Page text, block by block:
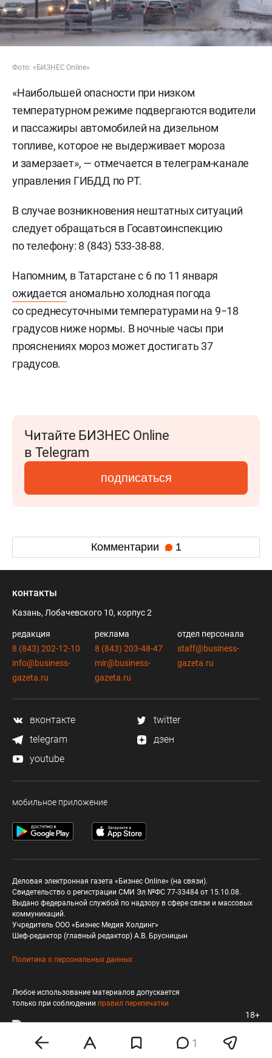
Фото: «БИЗНЕС Online»
«Наибольшей опасности при низком
температурном режиме подвергаются водители
и пассажиры автомобилей на дизельном
топливе, которое не выдерживает мороза
и замерзает», — отмечается в телеграм-канале
управления ГИБДД по РТ.
В случае возникновения нештатных ситуаций
следует обращаться в Госавтоинспекцию
по телефону: 8 (843) 533-38-88.
Напомним, в Татарстане с 6 по 11 января
ожидается аномально холодная погода
со среднесуточными температурами на 9−18
градусов ниже нормы. В ночные часы при
прояснениях мороз может достигать 37
градусов.
Читайте БИЗНЕС Online
в Telegram
подписаться
Комментарии 1
1
контакты
Казань, Лобачевского 10, корпус 2
редакция
8 (843) 202-12-10
info@business-
gazeta.ru
реклама
8 (843) 203-48-47
mir@business-
gazeta.ru
отдел персонала
staff@business-
gazeta.ru
вконтакте
twitter
telegram
дзен
youtube
мобильное приложение
Деловая электронная газета «Бизнес Online» (на связи).
Свидетельство о регистрации СМИ Эл №ФС 77-33484 от 15.10.08.
Выдано федеральной службой по надзору в сфере связи и массовых
коммуникаций.
Учредитель ООО «Бизнес Медия Холдинг»
Шеф-редактор (главный редактор) А.В. Брусницын
Политика о персональных данных
Любое использование материалов допускается
только при соблюдении правил перепечатки
18+